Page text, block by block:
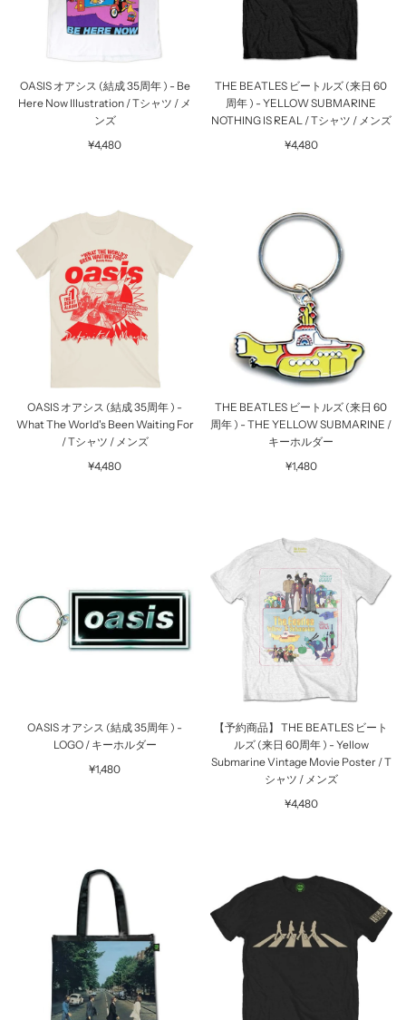
OASIS オアシス (結成 35周年 ) - Be
Here Now Illustration / Tシャツ / メ
ンズ
¥4,480
THE BEATLES ビートルズ (来日 60
周年 ) - YELLOW SUBMARINE
NOTHING IS REAL / Tシャツ / メンズ
¥4,480
OASIS オアシス (結成 35周年 ) -
What The World's Been Waiting For
/ Tシャツ / メンズ
¥4,480
THE BEATLES ビートルズ (来日 60
周年 ) - THE YELLOW SUBMARINE /
キーホルダー
¥1,480
OASIS オアシス (結成 35周年 ) -
LOGO / キーホルダー
¥1,480
【予約商品】 THE BEATLES ビート
ルズ (来日 60周年 ) - Yellow
Submarine Vintage Movie Poster / T
シャツ / メンズ
¥4,480